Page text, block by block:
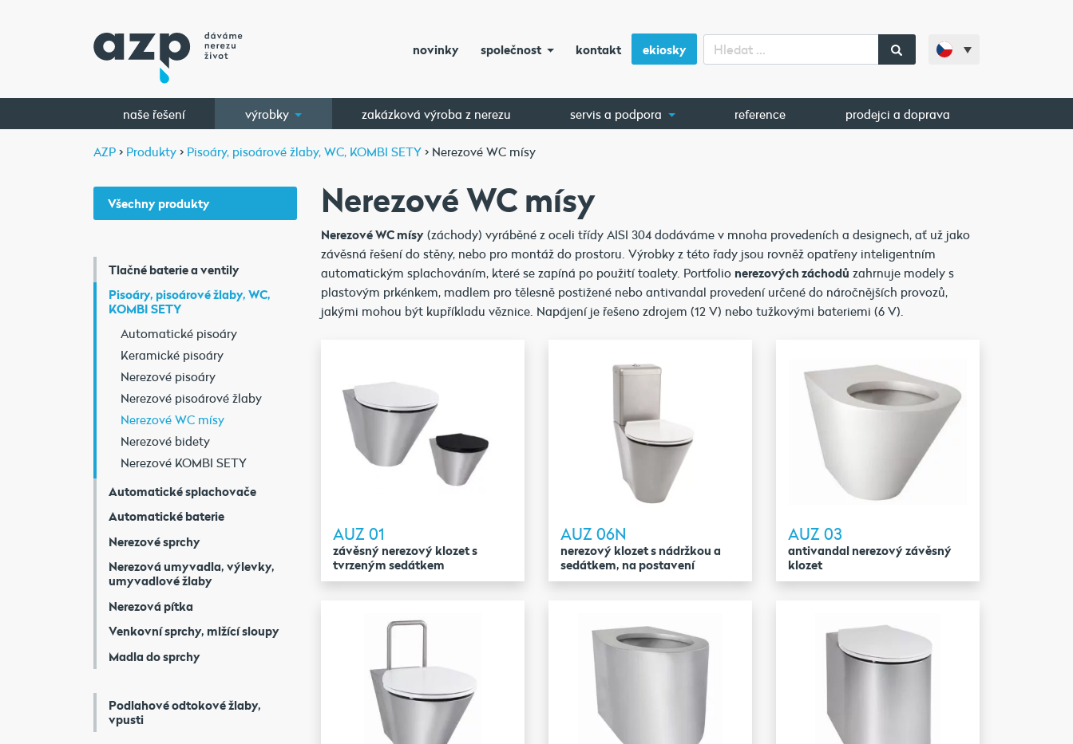
novinky společnost kontakt ekiosky
naše řešení výrobky zakázková výroba z nerezu servis a podpora reference prodejci a doprava
AZP > Produkty > Pisoáry, pisoárové žlaby, WC, KOMBI SETY > Nerezové WC mísy
Všechny produkty
Tlačné baterie a ventily
Pisoáry, pisoárové žlaby, WC,
KOMBI SETY
Automatické pisoáry
Keramické pisoáry
Nerezové pisoáry
Nerezové pisoárové žlaby
Nerezové WC mísy
Nerezové bidety
Nerezové KOMBI SETY
Automatické splachovače
Automatické baterie
Nerezové sprchy
Nerezová umyvadla, výlevky,
umyvadlové žlaby
Nerezová pítka
Venkovní sprchy, mlžící sloupy
Madla do sprchy
Podlahové odtokové žlaby,
vpusti
Nerezové WC mísy
Nerezové WC mísy (záchody) vyráběné z oceli třídy AISI 304 dodáváme v mnoha provedeních a designech, ať už jako
závěsná řešení do stěny, nebo pro montáž do prostoru. Výrobky z této řady jsou rovněž opatřeny inteligentním
automatickým splachováním, které se zapíná po použití toalety. Portfolio nerezových záchodů zahrnuje modely s
plastovým prkénkem, madlem pro tělesně postižené nebo antivandal provedení určené do náročnějších provozů,
jakými mohou být kupříkladu věznice. Napájení je řešeno zdrojem (12 V) nebo tužkovými bateriemi (6 V).
AUZ 01
závěsný nerezový klozet s
tvrzeným sedátkem
AUZ 06N
nerezový klozet s nádržkou a
sedátkem, na postavení
AUZ 03
antivandal nerezový závěsný
klozet